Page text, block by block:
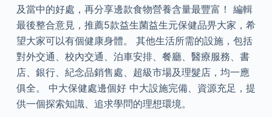
及當中的好處，再分享邊款食物營養含量最豐富！ 編輯
最後整合意見，推薦5款益生菌益生元保健品畀大家，希
望大家可以有個健康身體。 其他生活所需的設施，包括
對外交通、校內交通、泊車安排、餐廳、醫療服務、書
店、銀行、紀念品銷售處、超級市場及理髮店，均一應
俱全。 中大保健處邊個好 中大設施完備、資源充足，提
供一個探索知識、追求學問的理想環境。